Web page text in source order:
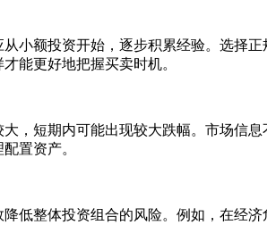
小额投资开始，逐步积累经验。选择
能更好地把握买卖时机。
，短期内可能出现较大跌幅。市场信
置资产。
低整体投资组合的风险。例如，在经